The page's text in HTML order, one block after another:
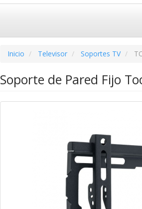
Inicio Televisor Soportes TV
Soporte de Pared Fijo